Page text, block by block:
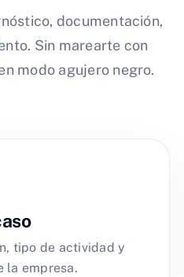
documentación,
Sin marearte con
modo agujero negro.
tipo de actividad y
la empresa.